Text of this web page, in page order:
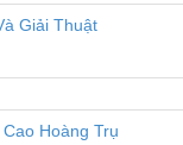
Giải Thuật
Hoàng Trụ